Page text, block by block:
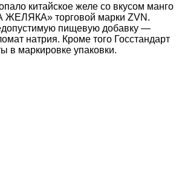
китайское желе со вкусом манго
ЖЕЛЯКА» торговой марки ZVN.
пищевую добавку —
натрия. Кроме того Госстандарт
в маркировке упаковки.